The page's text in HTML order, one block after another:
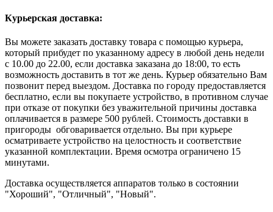
Курьерская доставка:
Вы можете заказать доставку товара с помощью курьера,
который прибудет по указанному адресу в любой день недели
с 10.00 до 22.00, если доставка заказана до 18:00, то есть
возможность доставить в тот же день. Курьер обязательно Вам
позвонит перед выездом. Доставка по городу предоставляется
бесплатно, если вы покупаете устройство, в противном случае
при отказе от покупки без уважительной причины доставка
оплачивается в размере 500 рублей. Стоимость доставки в
пригороды обговаривается отдельно. Вы при курьере
осматриваете устройство на целостность и соответствие
указанной комплектации. Время осмотра ограничено 15
минутами.
Доставка осуществляется аппаратов только в состоянии
"Хороший", "Отличный", "Новый".